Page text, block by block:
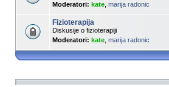
Moderatori: kate marija radonic
Fizioterapija
Diskusije o fizioterapiji
Moderatori: kate marija radonic